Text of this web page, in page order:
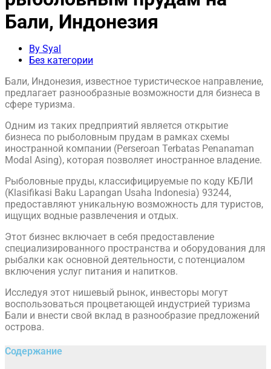
Бали, Индонезия
By Syal
Без категории
Бали, Индонезия, известное туристическое направление,
предлагает разнообразные возможности для бизнеса в
сфере туризма.
Одним из таких предприятий является открытие
бизнеса по рыболовным прудам в рамках схемы
иностранной компании (Perseroan Terbatas Penanaman
Modal Asing), которая позволяет иностранное владение.
Рыболовные пруды, классифицируемые по коду КБЛИ
(Klasifikasi Baku Lapangan Usaha Indonesia) 93244,
предоставляют уникальную возможность для туристов,
ищущих водные развлечения и отдых.
Этот бизнес включает в себя предоставление
специализированного пространства и оборудования для
рыбалки как основной деятельности, с потенциалом
включения услуг питания и напитков.
Исследуя этот нишевый рынок, инвесторы могут
воспользоваться процветающей индустрией туризма
Бали и внести свой вклад в разнообразие предложений
острова.
Содержание